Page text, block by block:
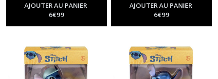
AJOUTER AU PANIER
6€99
AJOUTER AU PANIER
6€99